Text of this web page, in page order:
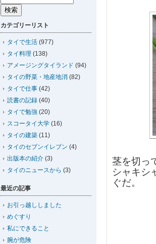
茎を切っ
シャキシ
ぐだ。
カテゴリーリスト
タイで生活 (977)
タイ料理 (138)
アメージングタイランド (94)
タイの野菜・地産地消 (82)
タイで仕事 (42)
読書の記録 (40)
タイで勉強 (20)
スコータイ大学 (16)
タイの建築 (11)
タイのセブンイレブン (4)
出版本の紹介 (3)
タイのニュースから (3)
最近の記事
お引っ越ししました
めぐすり
私にできること
腕が危険